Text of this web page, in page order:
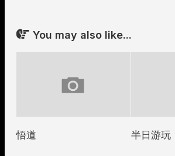
You may also like...
悟道 半日游玩